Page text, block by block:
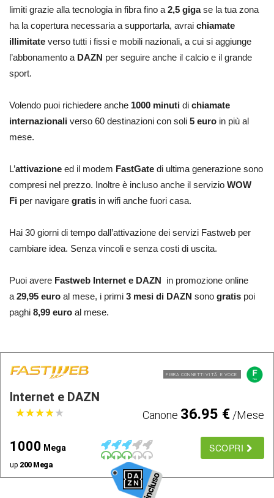
limiti grazie alla tecnologia in fibra fino a 2,5 gigase la tua zona
ha la copertura necessaria a supportarla, avrai chiamate
illimitate verso tutti i fissi e mobili nazionali, a cui si aggiunge
l’abbonamento a DAZN per seguire anche il calcio e il grande
sport.
Volendo puoi richiedere anche 1000 minuti di chiamate
internazionali verso 60 destinazioni con soli 5 euro in più al
mese.
L’attivazione ed il modem FastGate di ultima generazione sono
compresi nel prezzo. Inoltre è incluso anche il servizio WOW
Fi per navigare gratis in wifi anche fuori casa.
Hai 30 giorni di tempo dall’attivazione dei servizi Fastweb per
cambiare idea. Senza vincoli e senza costi di uscita.
Puoi avere Fastweb Internet e DAZN in promozione online
a 29,95 euro al mese, i primi 3 mesi di DAZN sono gratis poi
paghi 8,99 euro al mese.
FIBRA CONNETTIVITÃ E VOCE
Internet e DAZN
★★★★★
★★★★★ Canone 36.95 €/Mese
1000 Mega
up 200 Mega
SCOPRI